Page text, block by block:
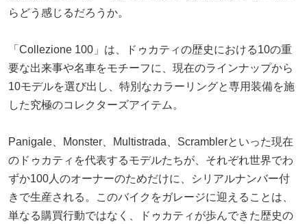
らどう感じるだろうか。
「Collezione 100」は、ドゥカティの歴史における10の重
要な出来事や名車をモチーフに、現在のラインナップから
10モデルを選び出し、特別なカラーリングと専用装備を施
した究極のコレクターズアイテム。
Panigale、Monster、Multistrada、Scramblerといった現在
のドゥカティを代表するモデルたちが、それぞれ世界でわ
ずか100人のオーナーのためだけに、シリアルナンバー付
きで生産される。このバイクをガレージに迎えることは、
単なる購買行動ではなく、ドゥカティが歩んできた歴史の